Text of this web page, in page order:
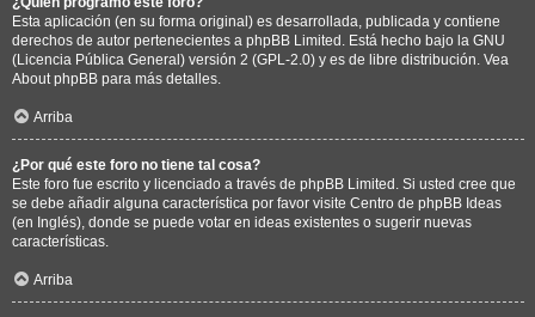
Esta aplicación (en su forma original) es desarrollada, publicada y contiene
derechos de autor pertenecientes a phpBB Limited . Está hecho bajo la GNU
(Licencia Pública General) versión 2 (GPL-2.0) y es de libre distribución. Vea
About phpBB para más detalles.
Arriba
¿Por qué este foro no tiene tal cosa?
Este foro fue escrito y licenciado a través de phpBB Limited. Si usted cree que
se debe añadir alguna característica por favor visite Centro de phpBB Ideas
(en Inglés), donde se puede votar en ideas existentes o sugerir nuevas
características.
Arriba